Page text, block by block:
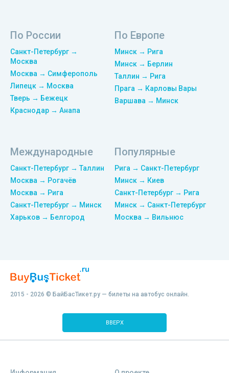
По России
Санкт-Петербург →
Москва
Москва → Симферополь
Липецк → Москва
Тверь → Бежецк
Краснодар → Анапа
По Европе
Минск → Рига
Минск → Берлин
Таллин → Рига
Прага → Карловы Вары
Варшава → Минск
Международные
Санкт-Петербург → Таллин
Москва → Рогачёв
Москва → Рига
Санкт-Петербург → Минск
Харьков → Белгород
Популярные
Рига → Санкт-Петербург
Минск → Киев
Санкт-Петербург → Рига
Минск → Санкт-Петербург
Москва → Вильнюс
2015 - 2026 © БайБасТикет.ру — билеты на автобус онлайн.
ВВЕРХ